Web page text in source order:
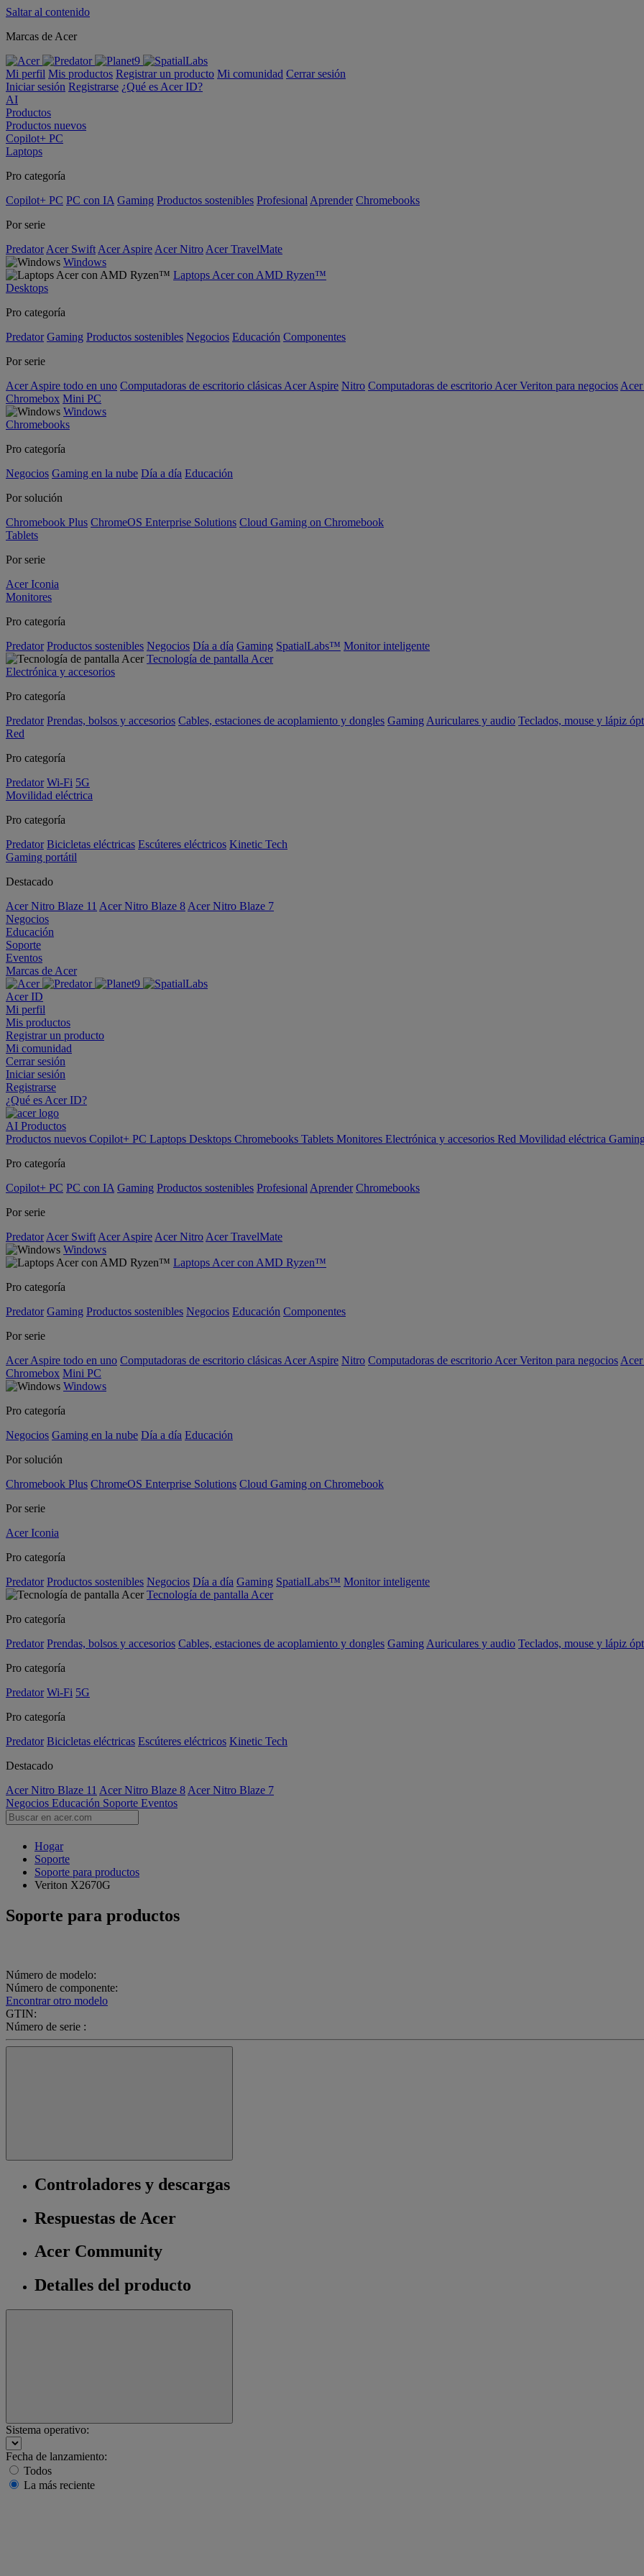
Saltar al contenido
Marcas de Acer
Mi perfil Mis productos Registrar un producto Mi comunidad Cerrar sesión
Iniciar sesión Registrarse ¿Qué es Acer ID?
AI
Productos
Productos nuevos
Copilot+ PC
Laptops
Pro categoría
Copilot+ PC PC con IA Gaming Productos sostenibles Profesional Aprender Chromebooks
Por serie
Predator Acer Swift Acer Aspire Acer Nitro Acer TravelMate
Windows
Laptops Acer con AMD Ryzen™
Desktops
Pro categoría
Predator Gaming Productos sostenibles Negocios Educación Componentes
Por serie
Acer Aspire todo en uno Computadoras de escritorio clásicas Acer Aspire Nitro Computadoras de escritorio Acer Veriton para negocios
Chromebox Mini PC
Windows
Chromebooks
Pro categoría
Negocios Gaming en la nube Día a día Educación
Por solución
Chromebook Plus ChromeOS Enterprise Solutions Cloud Gaming on Chromebook
Tablets
Por serie
Acer Iconia
Monitores
Pro categoría
Predator Productos sostenibles Negocios Día a día Gaming SpatialLabs™ Monitor inteligente
Tecnología de pantalla Acer
Electrónica y accesorios
Pro categoría
Predator Prendas, bolsos y accesorios Cables, estaciones de acoplamiento y dongles Gaming Auriculares y audio Teclados, mouse y lápiz
Red
Pro categoría
Predator Wi-Fi 5G
Movilidad eléctrica
Pro categoría
Predator Bicicletas eléctricas Escúteres eléctricos Kinetic Tech
Gaming portátil
Destacado
Acer Nitro Blaze 11 Acer Nitro Blaze 8 Acer Nitro Blaze 7
Negocios
Educación
Soporte
Eventos
Marcas de Acer
Acer ID
Mi perfil
Mis productos
Registrar un producto
Mi comunidad
Cerrar sesión
Iniciar sesión
Registrarse
¿Qué es Acer ID?
AI Productos
Productos nuevos Copilot+ PC Laptops Desktops Chromebooks Tablets Monitores Electrónica y accesorios Red Movilidad eléctrica
Pro categoría
Copilot+ PC PC con IA Gaming Productos sostenibles Profesional Aprender Chromebooks
Por serie
Predator Acer Swift Acer Aspire Acer Nitro Acer TravelMate
Windows
Laptops Acer con AMD Ryzen™
Pro categoría
Predator Gaming Productos sostenibles Negocios Educación Componentes
Por serie
Acer Aspire todo en uno Computadoras de escritorio clásicas Acer Aspire Nitro Computadoras de escritorio Acer Veriton para negocios
Chromebox Mini PC
Windows
Pro categoría
Negocios Gaming en la nube Día a día Educación
Por solución
Chromebook Plus ChromeOS Enterprise Solutions Cloud Gaming on Chromebook
Por serie
Acer Iconia
Pro categoría
Predator Productos sostenibles Negocios Día a día Gaming SpatialLabs™ Monitor inteligente
Tecnología de pantalla Acer
Pro categoría
Predator Prendas, bolsos y accesorios Cables, estaciones de acoplamiento y dongles Gaming Auriculares y audio Teclados, mouse y lápiz
Pro categoría
Predator Wi-Fi 5G
Pro categoría
Predator Bicicletas eléctricas Escúteres eléctricos Kinetic Tech
Destacado
Acer Nitro Blaze 11 Acer Nitro Blaze 8 Acer Nitro Blaze 7
Negocios Educación Soporte Eventos
Hogar
Soporte
Soporte para productos
Veriton X2670G
Soporte para productos
Número de modelo:
Número de componente:
Encontrar otro modelo
GTIN:
Número de serie :
Controladores y descargas
Respuestas de Acer
Acer Community
Detalles del producto
Sistema operativo:
Fecha de lanzamiento:
Todos
La más reciente